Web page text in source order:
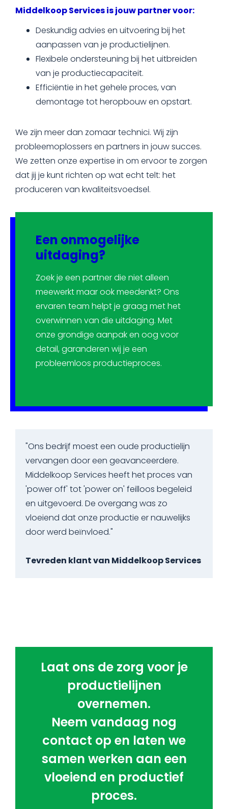
Middelkoop Services is jouw partner voor:
Deskundig advies en uitvoering bij het
aanpassen van je productielijnen.
Flexibele ondersteuning bij het uitbreiden
van je productiecapaciteit.
Efficiëntie in het gehele proces, van
demontage tot heropbouw en opstart.
We zijn meer dan zomaar technici. Wij zijn
probleemoplossers en partners in jouw succes.
We zetten onze expertise in om ervoor te zorgen
dat jij je kunt richten op wat echt telt: het
produceren van kwaliteitsvoedsel.
Een onmogelijke
uitdaging?
Zoek je een partner die niet alleen
meewerkt maar ook meedenkt? Ons
ervaren team helpt je graag met het
overwinnen van die uitdaging. Met
onze grondige aanpak en oog voor
detail, garanderen wij je een
probleemloos productieproces.
"Ons bedrijf moest een oude productielijn
vervangen door een geavanceerdere.
Middelkoop Services heeft het proces van
'power off' tot 'power on' feilloos begeleid
en uitgevoerd. De overgang was zo
vloeiend dat onze productie er nauwelijks
door werd beïnvloed."
Tevreden klant van Middelkoop Services
Laat ons de zorg voor je
productielijnen
overnemen.
Neem vandaag nog
contact op en laten we
samen werken aan een
vloeiend en productief
proces.